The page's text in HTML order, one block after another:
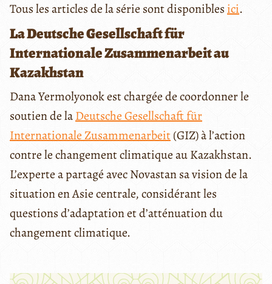
Tous les articles de la série sont disponibles ici.
La Deutsche Gesellschaft für
Internationale Zusammenarbeit au
Kazakhstan
Dana Yermolyonok est chargée de coordonner le
soutien de laDeutsche Gesellschaft für
Internationale Zusammenarbeit(GIZ) à l’action
contre le changement climatique au Kazakhstan.
L’experte a partagé avec Novastan sa vision de la
situation en Asie centrale, considérant les
questions d’adaptation et d’atténuation du
changement climatique.